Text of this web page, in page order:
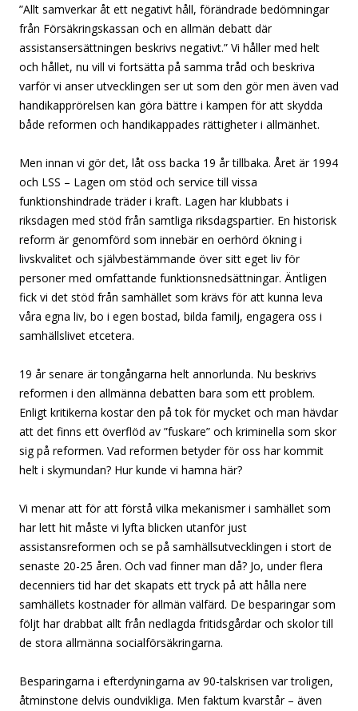
”Allt samverkar åt ett negativt håll, förändrade bedömningar
från Försäkringskassan och en allmän debatt där
assistansersättningen beskrivs negativt.” Vi håller med helt
och hållet, nu vill vi fortsätta på samma tråd och beskriva
varför vi anser utvecklingen ser ut som den gör men även vad
handikapprörelsen kan göra bättre i kampen för att skydda
både reformen och handikappades rättigheter i allmänhet.
Men innan vi gör det, låt oss backa 19 år tillbaka. Året är 1994
och LSS – Lagen om stöd och service till vissa
funktionshindrade träder i kraft. Lagen har klubbats i
riksdagen med stöd från samtliga riksdagspartier. En historisk
reform är genomförd som innebär en oerhörd ökning i
livskvalitet och självbestämmande över sitt eget liv för
personer med omfattande funktionsnedsättningar. Äntligen
fick vi det stöd från samhället som krävs för att kunna leva
våra egna liv, bo i egen bostad, bilda familj, engagera oss i
samhällslivet etcetera.
19 år senare är tongångarna helt annorlunda. Nu beskrivs
reformen i den allmänna debatten bara som ett problem.
Enligt kritikerna kostar den på tok för mycket och man hävdar
att det finns ett överflöd av ”fuskare” och kriminella som skor
sig på reformen. Vad reformen betyder för oss har kommit
helt i skymundan? Hur kunde vi hamna här?
Vi menar att för att förstå vilka mekanismer i samhället som
har lett hit måste vi lyfta blicken utanför just
assistansreformen och se på samhällsutvecklingen i stort de
senaste 20-25 åren. Och vad finner man då? Jo, under flera
decenniers tid har det skapats ett tryck på att hålla nere
samhällets kostnader för allmän välfärd. De besparingar som
följt har drabbat allt från nedlagda fritidsgårdar och skolor till
de stora allmänna socialförsäkringarna.
Besparingarna i efterdyningarna av 90-talskrisen var troligen,
åtminstone delvis oundvikliga. Men faktum kvarstår – även